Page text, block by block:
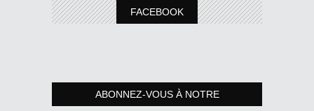
FACEBOOK
ABONNEZ-VOUS À NOTRE